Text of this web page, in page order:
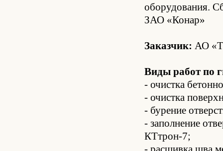
оборудования.
ЗАО «Конар»
Заказчик: АО
Виды работ по
- очистка
- очистка
- бурение
- заполнение
КТтрон-7;
- расшивка шва